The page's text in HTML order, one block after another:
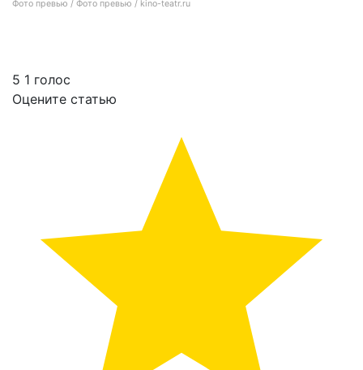
Фото превью / Фото превью / kino-teatr.ru
5 1 голос
Оцените статью